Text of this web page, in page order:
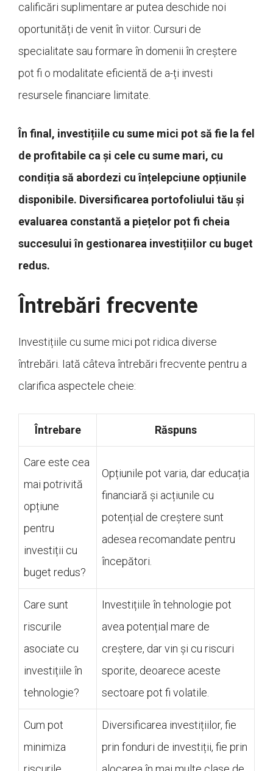
calificări suplimentare ar putea deschide noi
oportunități de venit în viitor. Cursuri de
specialitate sau formare în domenii în creștere
pot fi o modalitate eficientă de a-ți investi
resursele financiare limitate.
În final, investițiile cu sume mici pot să fie la fel
de profitabile ca și cele cu sume mari, cu
condiția să abordezi cu înțelepciune opțiunile
disponibile. Diversificarea portofoliului tău și
evaluarea constantă a piețelor pot fi cheia
succesului în gestionarea investițiilor cu buget
redus.
Întrebări frecvente
Investițiile cu sume mici pot ridica diverse
întrebări. Iată câteva întrebări frecvente pentru a
clarifica aspectele cheie:
Întrebare Răspuns
Care este cea
mai potrivită
opțiune
pentru
investiții cu
buget redus?
Opțiunile pot varia, dar educația
financiară și acțiunile cu
potențial de creștere sunt
adesea recomandate pentru
începători.
Care sunt
riscurile
asociate cu
investițiile în
tehnologie?
Investițiile în tehnologie pot
avea potențial mare de
creștere, dar vin și cu riscuri
sporite, deoarece aceste
sectoare pot fi volatile.
Cum pot
minimiza
Diversificarea investițiilor, fie
prin fonduri de investiții, fie prin